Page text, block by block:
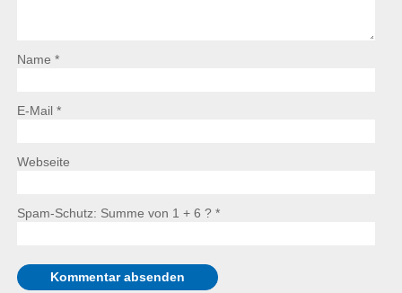
Name *
E-Mail *
Webseite
Spam-Schutz: Summe von 1 + 6 ? *